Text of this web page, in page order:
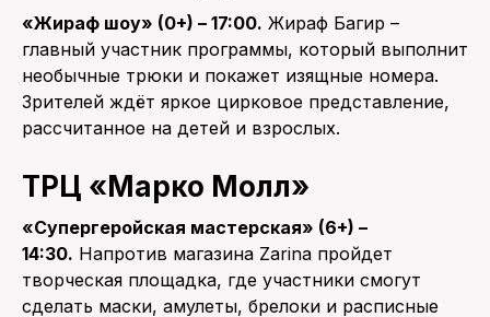
«Жираф шоу» (0+) – 17:00. Жираф Багир –
главный участник программы, который выполнит
необычные трюки и покажет изящные номера.
Зрителей ждёт яркое цирковое представление,
рассчитанное на детей и взрослых.
ТРЦ «Марко Молл»
«Супергеройская мастерская» (6+) –
14:30. Напротив магазина Zarina пройдет
творческая площадка, где участники смогут
сделать маски, амулеты, брелоки и расписные